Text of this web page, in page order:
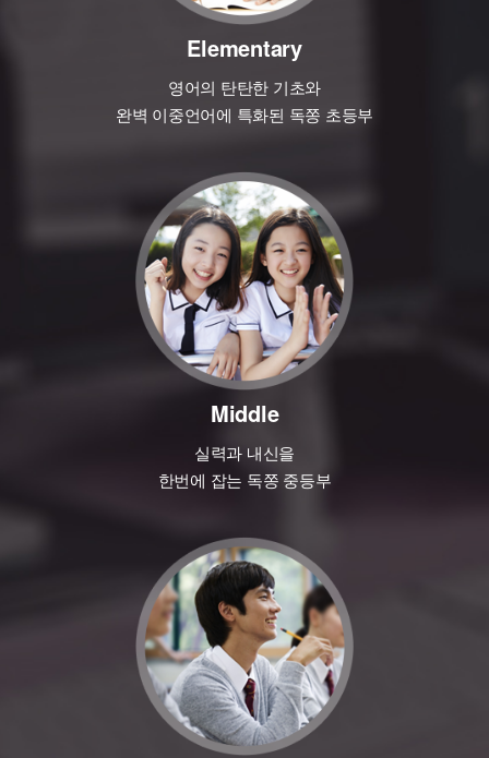
Elementary
영어의 탄탄한 기초와
완벽 이중언어에 특화된 독쫑 초등부
Middle
실력과 내신을
한번에 잡는 독쫑 중등부